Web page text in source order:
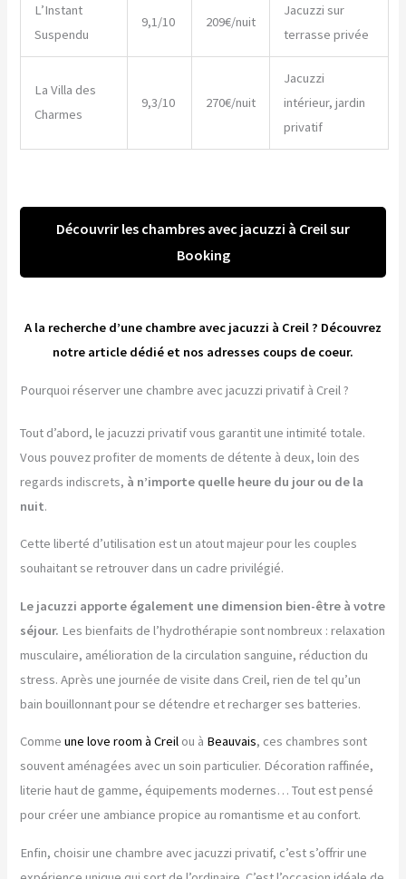
L’Instant
Suspendu
9,1/10 209€/nuit
Jacuzzi sur
terrasse privée
La Villa des
Charmes
9,3/10 270€/nuit
Jacuzzi
intérieur, jardin
privatif
Découvrir les chambres avec jacuzzi à Creil sur
Booking
A la recherche d’une chambre avec jacuzzi à Creil ? Découvrez
notre article dédié et nos adresses coups de coeur.
Pourquoi réserver une chambre avec jacuzzi privatif à Creil ?
Tout d’abord, le jacuzzi privatif vous garantit une intimité totale.
Vous pouvez profiter de moments de détente à deux, loin des
regards indiscrets, à n’importe quelle heure du jour ou de la
nuit.
Cette liberté d’utilisation est un atout majeur pour les couples
souhaitant se retrouver dans un cadre privilégié.
Le jacuzzi apporte également une dimension bien-être à votre
séjour. Les bienfaits de l’hydrothérapie sont nombreux : relaxation
musculaire, amélioration de la circulation sanguine, réduction du
stress. Après une journée de visite dans Creil, rien de tel qu’un
bain bouillonnant pour se détendre et recharger ses batteries.
Comme une love room à Creil ou à Beauvais, ces chambres sont
souvent aménagées avec un soin particulier. Décoration raffinée,
literie haut de gamme, équipements modernes… Tout est pensé
pour créer une ambiance propice au romantisme et au confort.
Enfin, choisir une chambre avec jacuzzi privatif, c’est s’offrir une